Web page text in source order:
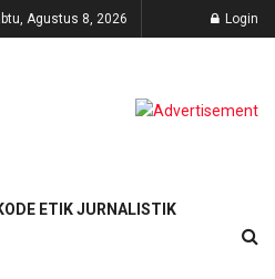
Agustus 8, 2026 Login
ETIK JURNALISTIK